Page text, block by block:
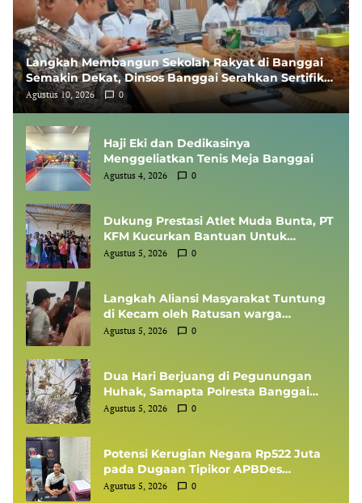
Langkah Membangun Sekolah Rakyat di Banggai
Semakin Dekat, Dinsos Banggai Serahkan Sertifikat
Lahan ke Kemensos
Agustus 10, 2026 0
Haji Eki dan Dedikasinya
Menggeliatkan Tenis Meja Banggai
Agustus 4, 2026 0
Dukung Prestasi Atlet Muda Bunta, PT
KFM Kucurkan Bantuan Untuk
Ranting INKANAS Bunta Ikuti
Agustus 5, 2026 0
Langkah Aliansi Masyarakat Tuntung
di Kecam oleh Ratusan warga
Tuntung Sendiri
Agustus 5, 2026 0
Dua Hari Berjuang di Pegunungan
Huhak, Samapta Polresta Banggai
Berhasil Padamkan 50 Hektare
Agustus 5, 2026 0
Potensi Kerugian Negara Rp522 Juta
pada Dugaan Tipikor APBDes
Tuntung, Polresta Banggai Tunggu
Agustus 5, 2026 0